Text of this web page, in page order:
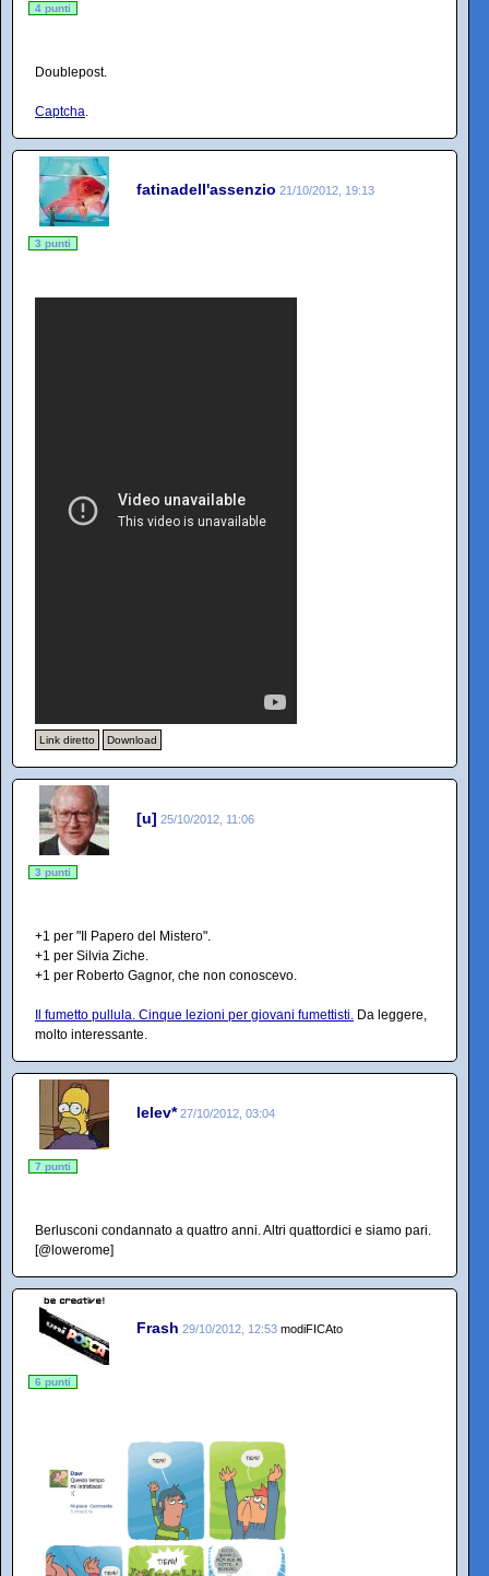
4 punti
Doublepost.
Captcha.
fatinadell'assenzio 21/10/2012, 19:13
3 punti
Link diretto Download
[u] 25/10/2012, 11:06
3 punti
+1 per "Il Papero del Mistero".
+1 per Silvia Ziche.
+1 per Roberto Gagnor, che non conoscevo.
Il fumetto pullula. Cinque lezioni per giovani fumettisti. Da leggere,
molto interessante.
lelev* 27/10/2012, 03:04
7 punti
Berlusconi condannato a quattro anni. Altri quattordici e siamo pari.
[@lowerome]
Frash 29/10/2012, 12:53 modiFICAto
6 punti